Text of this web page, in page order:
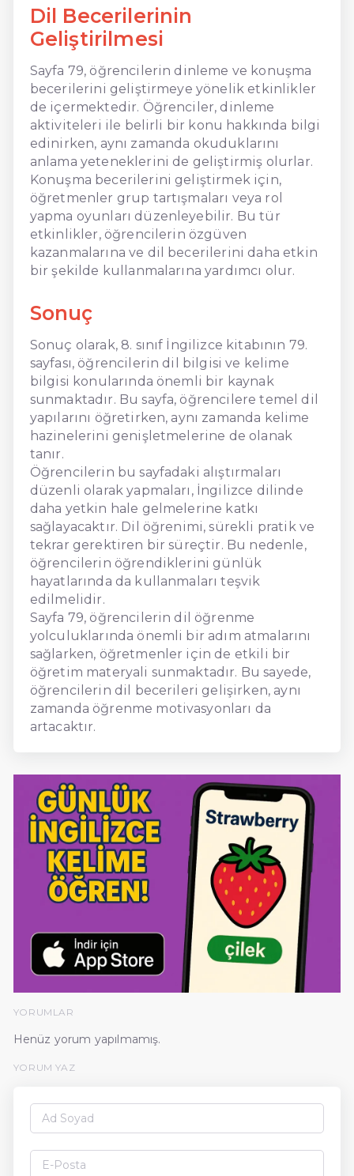
Dil Becerilerinin
Geliştirilmesi
Sayfa 79, öğrencilerin dinleme ve konuşma
becerilerini geliştirmeye yönelik etkinlikler
de içermektedir. Öğrenciler, dinleme
aktiviteleri ile belirli bir konu hakkında bilgi
edinirken, aynı zamanda okuduklarını
anlama yeteneklerini de geliştirmiş olurlar.
Konuşma becerilerini geliştirmek için,
öğretmenler grup tartışmaları veya rol
yapma oyunları düzenleyebilir. Bu tür
etkinlikler, öğrencilerin özgüven
kazanmalarına ve dil becerilerini daha etkin
bir şekilde kullanmalarına yardımcı olur.
Sonuç
Sonuç olarak, 8. sınıf İngilizce kitabının 79.
sayfası, öğrencilerin dil bilgisi ve kelime
bilgisi konularında önemli bir kaynak
sunmaktadır. Bu sayfa, öğrencilere temel dil
yapılarını öğretirken, aynı zamanda kelime
hazinelerini genişletmelerine de olanak
tanır.
Öğrencilerin bu sayfadaki alıştırmaları
düzenli olarak yapmaları, İngilizce dilinde
daha yetkin hale gelmelerine katkı
sağlayacaktır. Dil öğrenimi, sürekli pratik ve
tekrar gerektiren bir süreçtir. Bu nedenle,
öğrencilerin öğrendiklerini günlük
hayatlarında da kullanmaları teşvik
edilmelidir.
Sayfa 79, öğrencilerin dil öğrenme
yolculuklarında önemli bir adım atmalarını
sağlarken, öğretmenler için de etkili bir
öğretim materyali sunmaktadır. Bu sayede,
öğrencilerin dil becerileri gelişirken, aynı
zamanda öğrenme motivasyonları da
artacaktır.
YORUMLAR
Henüz yorum yapılmamış.
YORUM YAZ